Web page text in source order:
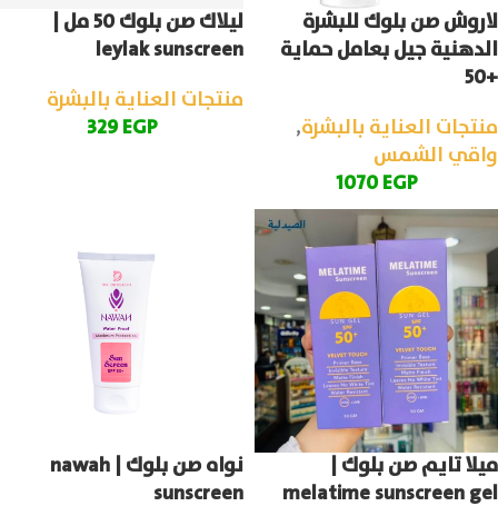
لاروش صن بلوك للبشرة
الدهنية جيل بعامل حماية
+50
منتجات العناية بالبشرة,
واقي الشمس
1070EGP
ليلاك صن بلوك 50 مل |
leylak sunscreen
منتجات العناية بالبشرة
329EGP
ميلا تايم صن بلوك |
melatime sunscreen gel
نواه صن بلوك | nawah
sunscreen